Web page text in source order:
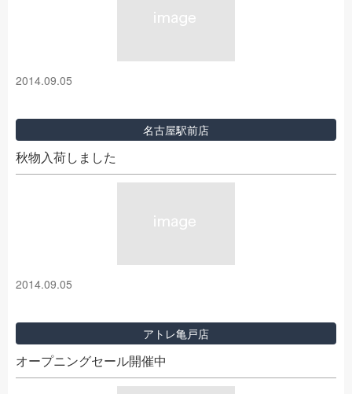
2014.09.05
名古屋駅前店
秋物入荷しました
2014.09.05
アトレ亀戸店
オープニングセール開催中